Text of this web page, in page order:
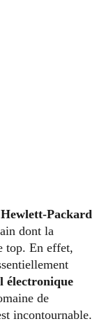
Hewlett-Packard
dont la
top. En effet,
électronique
de
incontournable.